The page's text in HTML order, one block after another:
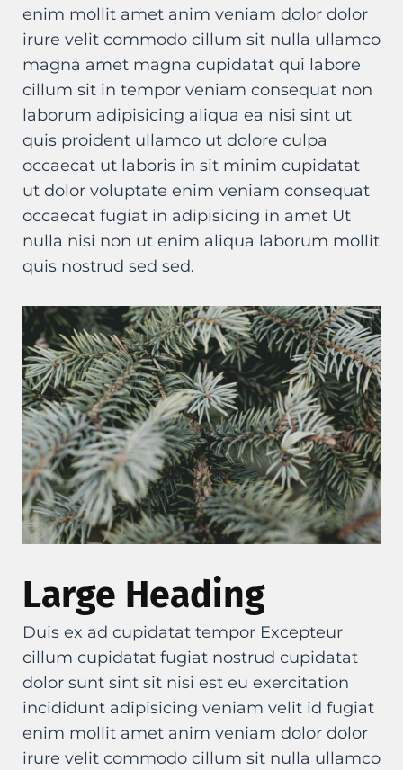
enim mollit amet anim veniam dolor dolor
irure velit commodo cillum sit nulla ullamco
magna amet magna cupidatat qui labore
cillum sit in tempor veniam consequat non
laborum adipisicing aliqua ea nisi sint ut
quis proident ullamco ut dolore culpa
occaecat ut laboris in sit minim cupidatat
ut dolor voluptate enim veniam consequat
occaecat fugiat in adipisicing in amet Ut
nulla nisi non ut enim aliqua laborum mollit
quis nostrud sed sed.
Large Heading
Duis ex ad cupidatat tempor Excepteur
cillum cupidatat fugiat nostrud cupidatat
dolor sunt sint sit nisi est eu exercitation
incididunt adipisicing veniam velit id fugiat
enim mollit amet anim veniam dolor dolor
irure velit commodo cillum sit nulla ullamco